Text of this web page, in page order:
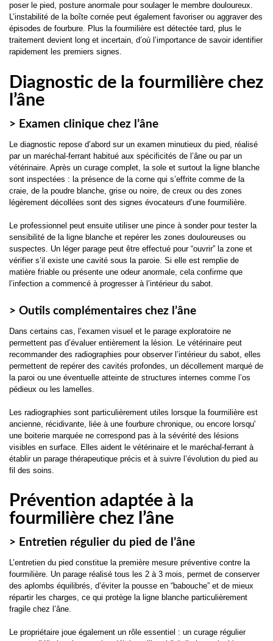
poser le pied, posture anormale pour soulager le membre douloureux.
L’instabilité de la boîte cornée peut également favoriser ou aggraver des
épisodes de fourbure. Plus la fourmilière est détectée tard, plus le
traitement devient long et incertain, d’où l’importance de savoir identifier
rapidement les premiers signes.
Diagnostic de la fourmilière chez
l’âne
> Examen clinique chez l’âne
Le diagnostic repose d’abord sur un examen minutieux du pied, réalisé
par un maréchal-ferrant habitué aux spécificités de l’âne ou par un
vétérinaire. Après un curage complet, la sole et surtout la ligne blanche
sont inspectées : la présence de la corne qui s’effrite comme de la
craie, de la poudre blanche, grise ou noire, de creux ou des zones
légèrement décollées sont des signes évocateurs d’une fourmilière.
Le professionnel peut ensuite utiliser une pince à sonder pour tester la
sensibilité de la ligne blanche et repérer les zones douloureuses ou
suspectes. Un léger parage peut être effectué pour “ouvrir” la zone et
vérifier s’il existe une cavité sous la paroie. Si elle est remplie de
matière friable ou présente une odeur anormale, cela confirme que
l’infection a commencé à progresser à l’intérieur du sabot.
> Outils complémentaires chez l’âne
Dans certains cas, l’examen visuel et le parage exploratoire ne
permettent pas d’évaluer entièrement la lésion. Le vétérinaire peut
recommander des radiographies pour observer l’intérieur du sabot, elles
permettent de repérer des cavités profondes, un décollement marqué de
la paroi ou une éventuelle atteinte de structures internes comme l’os
pédieux ou les lamelles.
Les radiographies sont particulièrement utiles lorsque la fourmilière est
ancienne, récidivante, liée à une fourbure chronique, ou encore lorsqu'
une boiterie marquée ne correspond pas à la sévérité des lésions
visibles en surface. Elles aident le vétérinaire et le maréchal-ferrant à
établir un parage thérapeutique précis et à suivre l’évolution du pied au
fil des soins.
Prévention adaptée à la
fourmilière chez l’âne
> Entretien régulier du pied de l’âne
L’entretien du pied constitue la première mesure préventive contre la
fourmilière. Un parage réalisé tous les 2 à 3 mois, permet de conserver
des aplombs équilibrés, d’éviter la pousse en “babouche” et de mieux
répartir les charges, ce qui protège la ligne blanche particulièrement
fragile chez l’âne.
Le propriétaire joue également un rôle essentiel : un curage régulier